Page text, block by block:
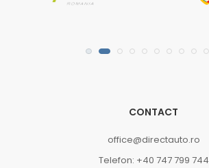
CONTACT
office@directauto.ro
Telefon: +40 747 799 744